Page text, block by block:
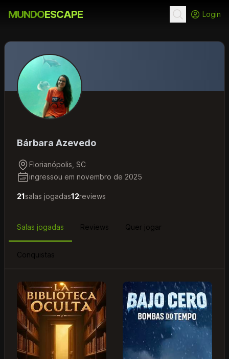
MUNDOESCAPE Login
Bárbara Azevedo
Florianópolis, SC
ingressou em novembro de 2025
21salas jogadas12reviews
Salas jogadas Reviews Quer jogar
Conquistas